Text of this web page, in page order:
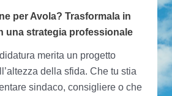
per Avola? Trasformala in
una strategia professionale
merita un progetto
della sfida. Che tu stia
sindaco, consigliere o che